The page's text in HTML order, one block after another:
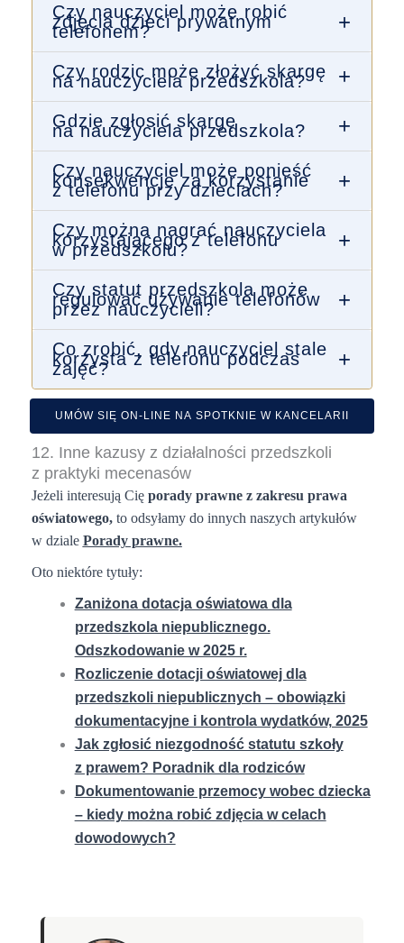
Czy nauczyciel może robić
zdjęcia dzieci prywatnym
telefonem? +
Czy rodzic może złożyć skargę
na nauczyciela przedszkola? +
Gdzie zgłosić skargę
na nauczyciela przedszkola? +
Czy nauczyciel może ponieść
konsekwencje za korzystanie
z telefonu przy dzieciach? +
Czy można nagrać nauczyciela
korzystającego z telefonu
w przedszkolu? +
Czy statut przedszkola może
regulować używanie telefonów
przez nauczycieli? +
Co zrobić, gdy nauczyciel stale
korzysta z telefonu podczas
zajęć? +
UMÓW SIĘ ON-LINE NA SPOTKNIE W KANCELARII
12. Inne kazusy z działalności przedszkoli
z praktyki mecenasów
Jeżeli interesują Cię porady prawne z zakresu prawa
oświatowego,to odsyłamy do innych naszych artykułów
w dziale Porady prawne.
Oto niektóre tytuły:
Zaniżona dotacja oświatowa dla
przedszkola niepublicznego.
Odszkodowanie w 2025 r.
Rozliczenie dotacji oświatowej dla
przedszkoli niepublicznych – obowiązki
dokumentacyjne i kontrola wydatków, 2025
Jak zgłosić niezgodność statutu szkoły
z prawem? Poradnik dla rodziców
Dokumentowanie przemocy wobec dziecka
– kiedy można robić zdjęcia w celach
dowodowych?